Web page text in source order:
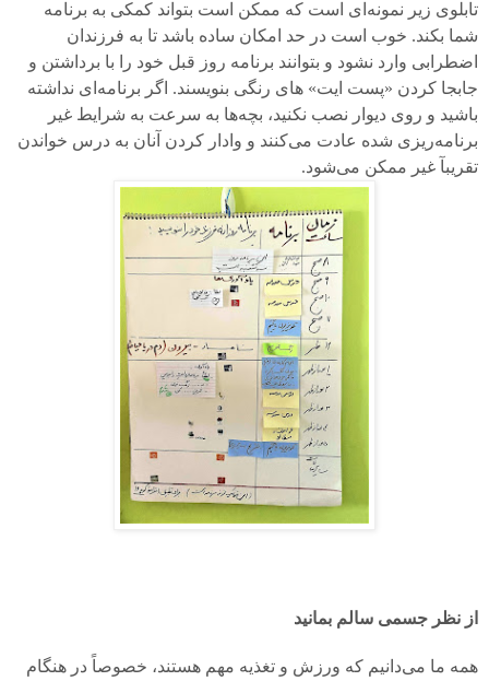
تابلوی زیر نمونه‌ای‌ است که ممکن است بتواند کمکی به برنامه
شما بکند. خوب است در حد امکان ساده باشد تا به فرزندان
اضطرابی وارد نشود و بتوانند برنامه روز قبل خود را با برداشتن و
جابجا کردن «پست ایت» ‌های رنگی بنویسند. اگر برنامه‌ای نداشته
باشید و روی دیوار نصب نکنید، بچه‌ها به سرعت به شرایط غیر
برنامه‌ریزی شده عادت می‌کنند و وادار کردن آنان به درس خواندن
تقریبآ غیر ممکن می‌شود.
از نظر جسمی سالم بمانید
همه ما می‌دانیم که ورزش و تغذیه مهم هستند، خصوصاً در هنگام